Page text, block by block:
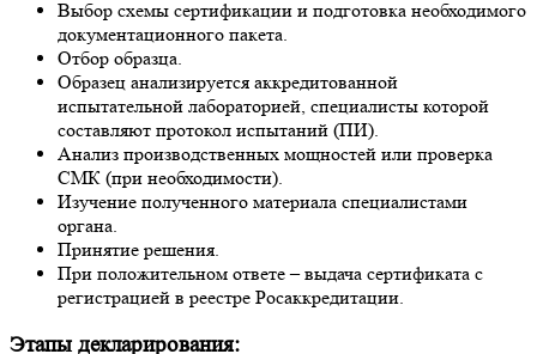
Выбор схемы сертификации и подготовка необходимого
документационного пакета.
Отбор образца.
Образец анализируется аккредитованной
испытательной лабораторией, специалисты которой
составляют протокол испытаний (ПИ).
Анализ производственных мощностей или проверка
СМК (при необходимости).
Изучение полученного материала специалистами
органа.
Принятие решения.
При положительном ответе – выдача сертификата с
регистрацией в реестре Росаккредитации.
Этапы декларирования: